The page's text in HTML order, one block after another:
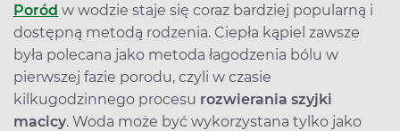
Poród w wodzie staje się coraz bardziej popularną i
dostępną metodą rodzenia. Ciepła kąpiel zawsze
była polecana jako metoda łagodzenia bólu w
pierwszej fazie porodu, czyli w czasie
kilkugodzinnego procesu rozwierania szyjki
macicy. Woda może być wykorzystana tylko jako